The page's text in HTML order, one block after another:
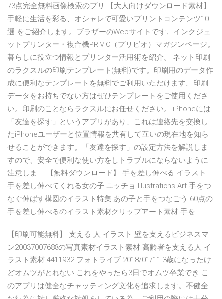
73点完全無料画像検索のプリ 【大人向けダウンロード素材】
手軽に生活を彩る、オシャレで可愛いプリントコンテンツ10
選 をご紹介します。ブラザーのWebサイトです。インクジェ
ットプリンター・複合機PRIVIO（プリビオ）マガジンページ。
暮らしに役立つ情報とプリンター活用術を紹介。 ネット印刷
のラクスルの印刷テンプレート(無料)です。印刷用のデータ作
成に便利なテンプレートを無料でご利用いただけます。印刷
データをお持ちでない方はぜひテンプレートをご使用くださ
い。印刷のことならラクスルにお任せください。 iPhoneには
「友達を探す」というアプリがあり、これは連絡先を交換し
たiPhoneユーザーと位置情報を共有して互いの現在地を知ら
せることができます。「友達を探す」の設定方法を解説しま
すので、安全で便利な使い方をしトラブルにならないように
注意しま … 【無料ダウンロード】 手を差し伸べる イラスト
手を差し伸べてくれる女の子 ユッチョ Illustrations Art 手をつ
なぐ伸ばす構図のイラスト特集 あの子と手をつなごう 60点の
手を差し伸べるのイラスト素材クリップアート素材 手を
【印刷可能無料】 支える 人 イラスト 壁を支えるビジネスマ
ン20037007688の写真素材イラスト素材 高齢者を支える人 イ
ラスト素材 4411932 フォトライブ 2018/01/11 3歳になったけ
どオムツがとれない これをやったら3日でオムツ卒業でき こ
のアプリは健全なチャッティング文化を追求します。不健全